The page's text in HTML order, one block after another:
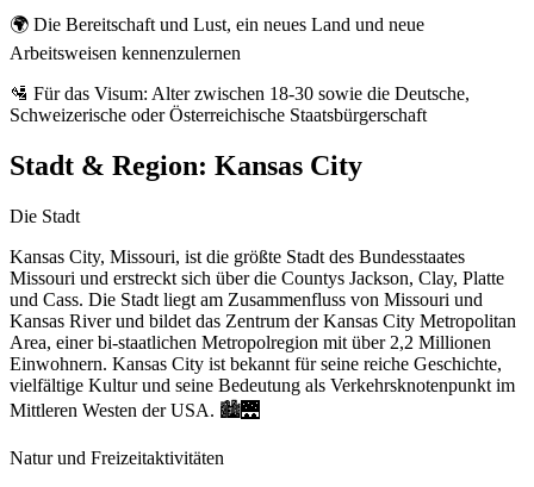
🌍 Die Bereitschaft und Lust, ein neues Land und neue
Arbeitsweisen kennenzulernen
🛂 Für das Visum: Alter zwischen 18-30 sowie die Deutsche,
Schweizerische oder Österreichische Staatsbürgerschaft
Stadt & Region: Kansas City
Die Stadt
Kansas City, Missouri, ist die größte Stadt des Bundesstaates
Missouri und erstreckt sich über die Countys Jackson, Clay, Platte
und Cass. Die Stadt liegt am Zusammenfluss von Missouri und
Kansas River und bildet das Zentrum der Kansas City Metropolitan
Area, einer bi-staatlichen Metropolregion mit über 2,2 Millionen
Einwohnern. Kansas City ist bekannt für seine reiche Geschichte,
vielfältige Kultur und seine Bedeutung als Verkehrsknotenpunkt im
Mittleren Westen der USA. 🏙️🌉
Natur und Freizeitaktivitäten